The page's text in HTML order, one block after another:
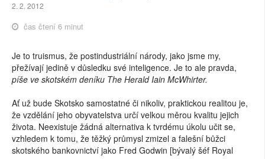
2. 2. 2012
čas čtení 6 minut
Je to truismus, že postindustriální národy, jako jsme my,
přežívají jedině v důsledku své inteligence. Je to ale pravda,
píše ve skotském deníku The Herald Iain McWhirter.
Ať už bude Skotsko samostatné či nikoliv, praktickou realitou je,
že vzdělání jeho obyvatelstva určí velkou měrou kvalitu jejich
života. Neexistuje žádná alternativa k tvrdému úkolu učit se,
vzhledem k tomu, že těžký průmysl zmizel a falešní bůžci
skotského bankovnictví jako Fred Godwin [bývalý šéf Royal